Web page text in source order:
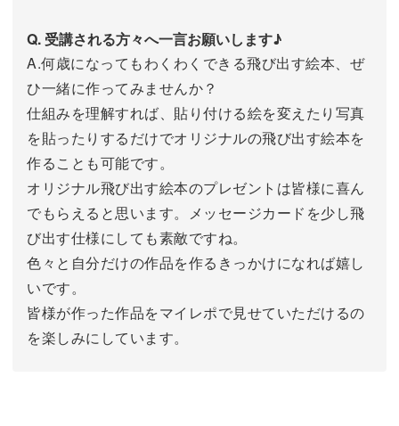
Q. 受講される方々へ一言お願いします♪
A.何歳になってもわくわくできる飛び出す絵本、ぜ
ひ一緒に作ってみませんか？
仕組みを理解すれば、貼り付ける絵を変えたり写真
を貼ったりするだけでオリジナルの飛び出す絵本を
作ることも可能です。
オリジナル飛び出す絵本のプレゼントは皆様に喜ん
でもらえると思います。メッセージカードを少し飛
び出す仕様にしても素敵ですね。
色々と自分だけの作品を作るきっかけになれば嬉し
いです。
皆様が作った作品をマイレポで見せていただけるの
を楽しみにしています。